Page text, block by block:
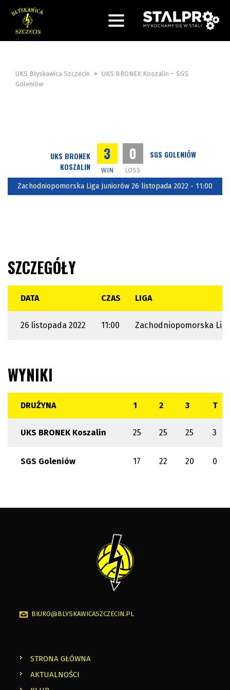
UKS Błyskawica Szczecin >
UKS BRONEK Koszalin – SGS
Goleniów
UKS BRONEK
KOSZALIN
3
WIN
0
LOSS
SGS GOLENIÓW
Zachodniopomorska Liga Juniorów 26 listopada 2022 - 11:00
SZCZEGÓŁY
DATA CZAS LIGA
26 listopada 2022 11:00 Zachodniopomorska
WYNIKI
DRUŻYNA 1 2 3 T
UKS BRONEK Koszalin 25 25 25 3
SGS Goleniów 17 22 20 0
BIURO@BLYSKAWICASZCZECIN.PL
STRONA GŁÓWNA
AKTUALNOŚCI